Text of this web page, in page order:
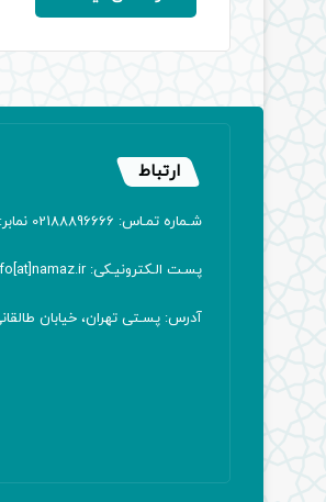
ارتباط
شـماره تمـاس: 02188896666 نمابر: 02188905150
پسـت الـکترونیـکی: info[at]namaz.ir
آدرس: پسـتی تهران، خیابان طالقانی، میدان